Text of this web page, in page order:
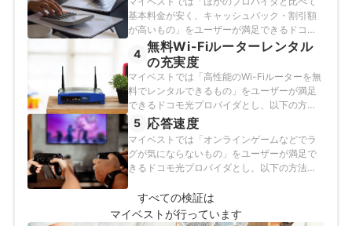
基本料金が安く、キャッシュバック・割引額
が高いもの」をユーザーが満足できるドコモ
光プロバイダとし、以下の方法で検証を行い
ました。2026年7月26日時点の情報をもとに
検証を行っています。
4 無料Wi-Fiルーターレンタル
の充実度
マイベストでは「高性能のWi-Fiルーターを無
料でレンタルできるもの」をユーザーが満足
できるドコモ光プロバイダとし、以下の方法
で検証を行いました。2026年6月8日時点の情
報をもとに検証を行っています。
5 応答速度
マイベストでは「オンラインゲームなどでラ
グが気にならないもの」をユーザーが満足で
きるドコモ光プロバイダとし、以下の方法で
をもとに検証を行っています。
すべての検証は
マイベストが行っています